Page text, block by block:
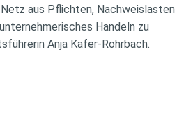
aus Pflichten, Nachweislasten
Handeln zu
Anja Käfer-Rohrbach.